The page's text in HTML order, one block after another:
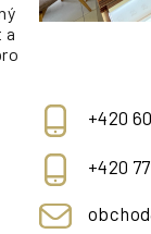
a
+420
+420